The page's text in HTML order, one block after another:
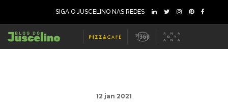
SIGA O JUSCELINO NAS REDES
12 jan 2021